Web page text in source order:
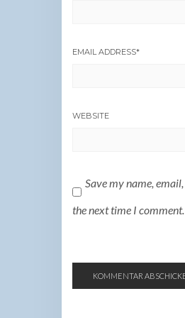
EMAIL ADDRESS*
WEBSITE
Save my name,
the next time I comment.